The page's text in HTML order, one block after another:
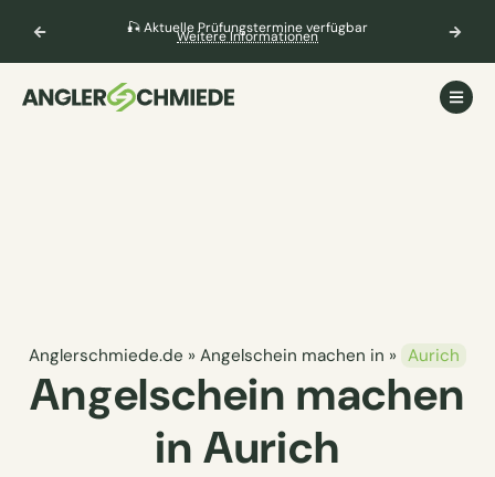
🎣 Aktuelle Prüfungstermine verfügbar
Weitere Informationen
Anglerschmiede.de »Angelschein machen in » Aurich
Angelschein machen
in Aurich